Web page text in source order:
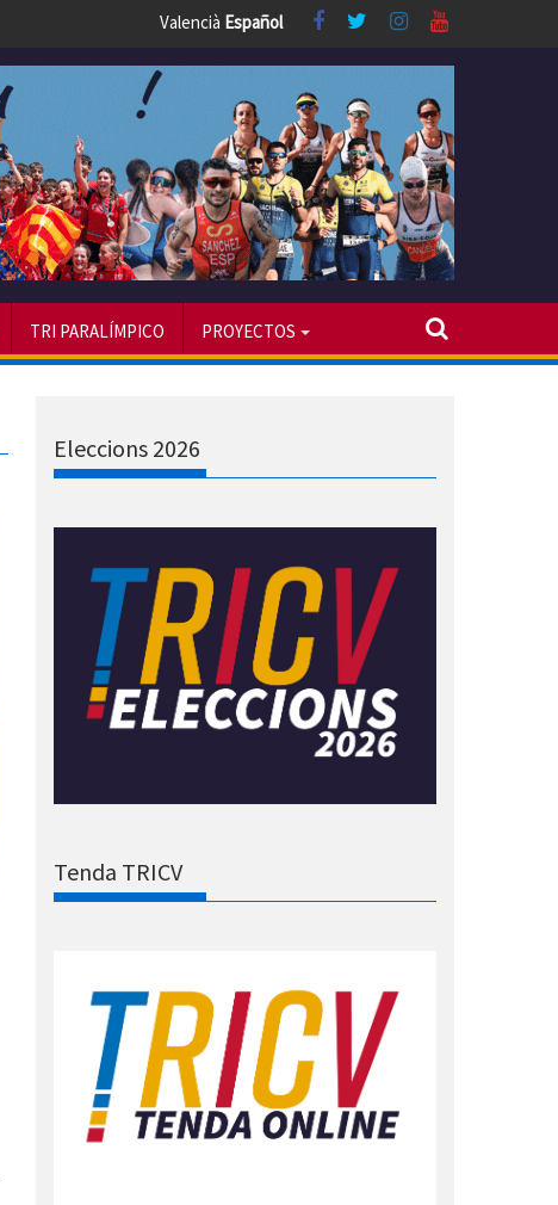
Valencià Español
TRI PARALÍMPICO PROYECTOS
Eleccions 2026
Tenda TRICV